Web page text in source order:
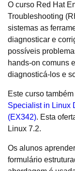
O curso Red Hat
Troubleshooting
sistemas as
diagnosticar e
possíveis
hands-on comuns
diagnosticá-los e
Este curso
Specialist in Linux
(EX342). Esta
Linux 7.2.
Os alunos
formulário